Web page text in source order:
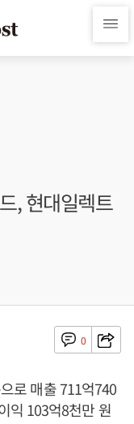
, 현대일렉트
0
로 매출 711억740
익 103억8천만 원